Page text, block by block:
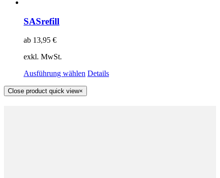
SASrefill
ab 13,95 €
exkl. MwSt.
Ausführung wählen Details
Close product quick view×